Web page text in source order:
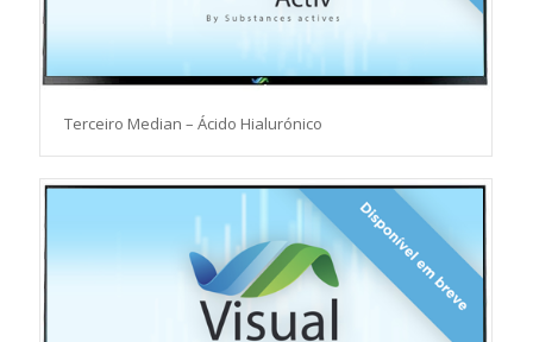
Terceiro Median – Ácido Hialurónico